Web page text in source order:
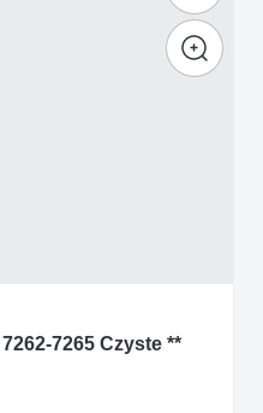
7265 Czyste **